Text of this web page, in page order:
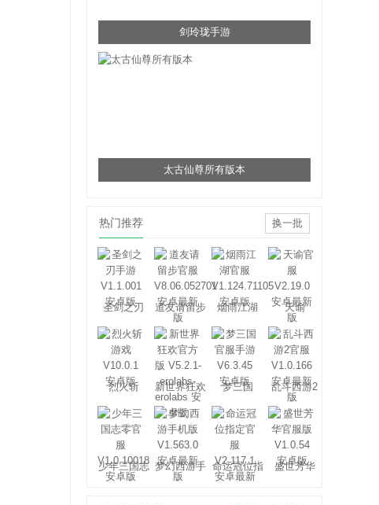
剑玲珑手游
太古仙尊所有版本
热门推荐 换一批
圣剑之刃 道友请留步 烟雨江湖 天谕
烈火斩 新世界狂欢 梦三国 乱斗西游2
少年三国志
零
梦幻西游手
游
命运冠位指
定
盛世芳华